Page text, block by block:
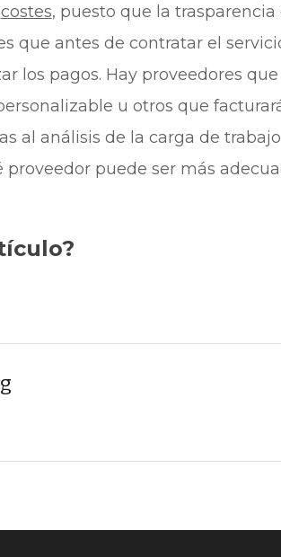
costes, puesto que la trasparencia
que antes de contratar el
los pagos. Hay proveedores
u otros que
al análisis de la carga de
puede ser más